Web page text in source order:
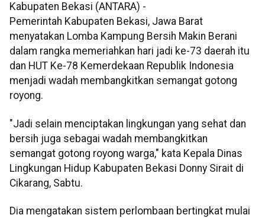
Kabupaten Bekasi (ANTARA) -
Pemerintah Kabupaten Bekasi, Jawa Barat
menyatakan Lomba Kampung Bersih Makin Berani
dalam rangka memeriahkan hari jadi ke-73 daerah itu
dan HUT Ke-78 Kemerdekaan Republik Indonesia
menjadi wadah membangkitkan semangat gotong
royong.
"Jadi selain menciptakan lingkungan yang sehat dan
bersih juga sebagai wadah membangkitkan
semangat gotong royong warga," kata Kepala Dinas
Lingkungan Hidup Kabupaten Bekasi Donny Sirait di
Cikarang, Sabtu.
Dia mengatakan sistem perlombaan bertingkat mulai